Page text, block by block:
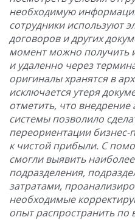
необходимую
сотрудники используют
договоров и других
момент можно получить
и удаленно через
оригиналы хранятся в
исключается утеря
отметить, что
системы позволило
переориентации бизнес-
к чистой прибыли. С
смогли выявить
подразделения,
затратами,
необходимые
опыт распространить по